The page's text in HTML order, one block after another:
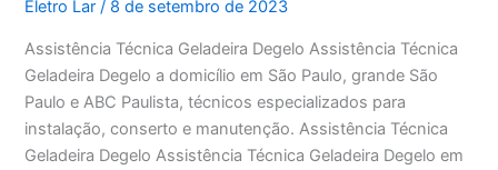
Eletro Lar/ 8 de setembro de 2023
Assistência Técnica Geladeira Degelo Assistência Técnica
Geladeira Degelo a domicílio em São Paulo, grande São
Paulo e ABC Paulista, técnicos especializados para
instalação, conserto e manutenção. Assistência Técnica
Geladeira Degelo Assistência Técnica Geladeira Degelo em